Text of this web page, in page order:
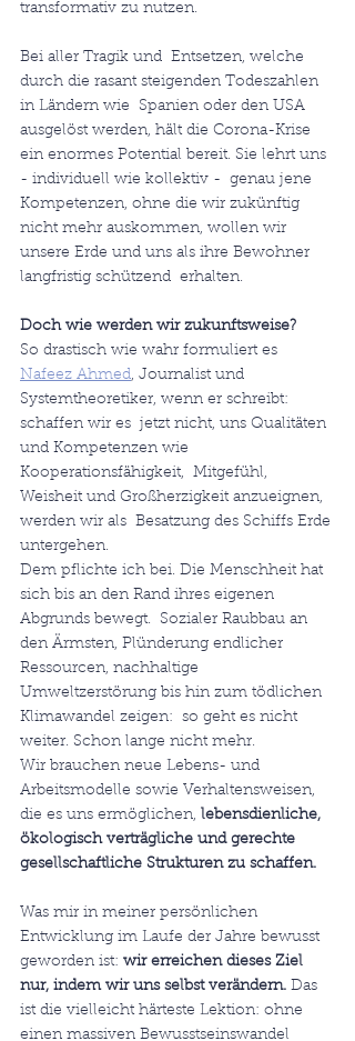
transformativ zu nutzen.
Bei aller Tragik und  Entsetzen, welche
durch die rasant steigenden Todeszahlen
in Ländern wie  Spanien oder den USA
ausgelöst werden, hält die Corona-Krise
ein enormes Potential bereit. Sie lehrt uns
- individuell wie kollektiv -  genau jene
Kompetenzen, ohne die wir zukünftig
nicht mehr auskommen, wollen wir
unsere Erde und uns als ihre Bewohner
langfristig schützend  erhalten.
Doch wie werden wir zukunftsweise?
So drastisch wie wahr formuliert es
Nafeez Ahmed, Journalist und
Systemtheoretiker, wenn er schreibt:
schaffen wir es  jetzt nicht, uns Qualitäten
und Kompetenzen wie
Kooperationsfähigkeit,  Mitgefühl,
Weisheit und Großherzigkeit anzueignen,
werden wir als  Besatzung des Schiffs Erde
untergehen.
Dem pflichte ich bei. Die Menschheit hat
sich bis an den Rand ihres eigenen
Abgrunds bewegt.  Sozialer Raubbau an
den Ärmsten, Plünderung endlicher
Ressourcen, nachhaltige
Umweltzerstörung bis hin zum tödlichen
Klimawandel zeigen:  so geht es nicht
weiter. Schon lange nicht mehr.
Wir brauchen neue Lebens- und
Arbeitsmodelle sowie Verhaltensweisen,
die es uns ermöglichen, lebensdienliche,
ökologisch verträgliche und gerechte
gesellschaftliche Strukturen zu schaffen.
Was mir in meiner persönlichen
Entwicklung im Laufe der Jahre bewusst
geworden ist: wir erreichen dieses Ziel
nur, indem wir uns selbst verändern. Das
ist die vielleicht härteste Lektion: ohne
einen massiven Bewusstseinswandel